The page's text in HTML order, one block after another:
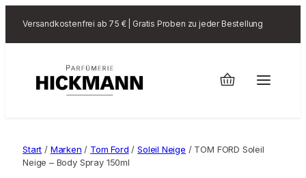
Versandkostenfrei ab 75 € | Gratis Proben zu jeder Bestellung
Start / Marken / Tom Ford /Soleil Neige / TOM FORD Soleil
Neige – Body Spray 150ml